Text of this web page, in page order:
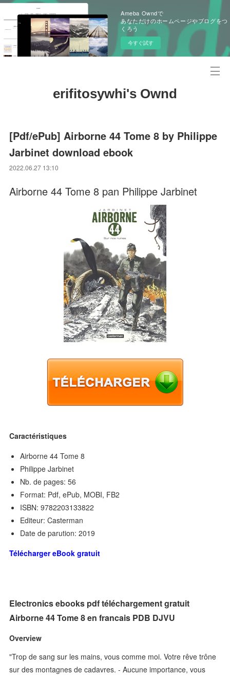
Ameba Owndで
あなただけのホームページやブログをつ
くろう
今すぐ試す
erifitosywhi's Ownd
[Pdf/ePub] Airborne 44 Tome 8 by Philippe
Jarbinet download ebook
2022.06.27 13:10
Airborne 44 Tome 8 pan Philippe Jarbinet
Caractéristiques
Airborne 44 Tome 8
Philippe Jarbinet
Nb. de pages: 56
Format: Pdf, ePub, MOBI, FB2
ISBN: 9782203133822
Editeur: Casterman
Date de parution: 2019
Télécharger eBook gratuit
Electronics ebooks pdf téléchargement gratuit
Airborne 44 Tome 8 en francais PDB DJVU
Overview
"Trop de sang sur les mains, vous comme moi. Votre rêve trône
sur des montagnes de cadavres. - Aucune importance, vous